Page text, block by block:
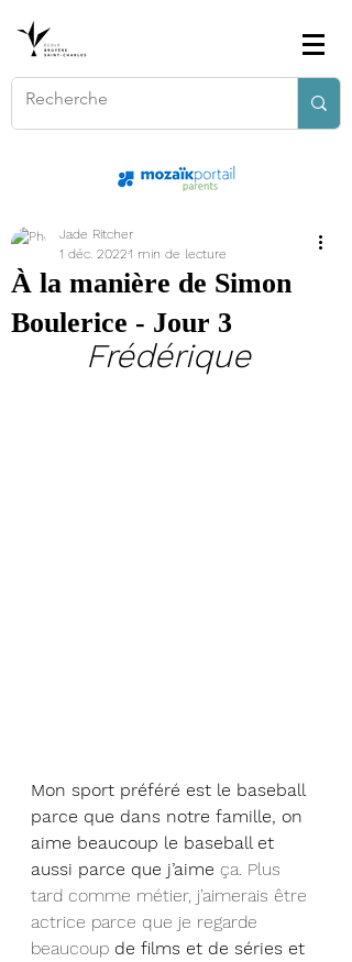
À la manière de Simon
Boulerice - Jour 3
Jade Ritcher
1 déc. 20221 min de lecture
Frédérique
Mon sport préféré est le baseball
parce que dans notre famille, on
aime beaucoup le baseball et
aussi parce que j’aime ça. Plus
tard comme métier, j’aimerais être
actrice parce que je regarde
beaucoup de films et de séries et